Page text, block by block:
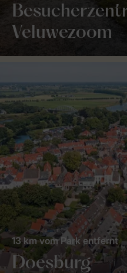
Veluwezoom
Doesburg
13 km vom Park entfernt